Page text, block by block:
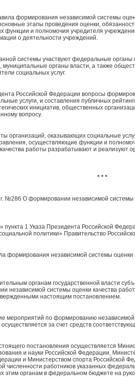
формирования независимой системы
этапы проведения оценки,
функции и полномочия учредителя
о деятельности учреждений.
системы участвуют федеральные
муниципальные органы власти, а также
социальных услуг.
Российской Федерации вопросы
услуги, и составления публичных
инициатив, общественных
вопросу.
организаций, оказывающих социальные
осуществляющие функции и
работы разрабатывают и
* * *
№286 О формировании независимой
пункта 1 Указа Президента Российской
политики» Правительство
формирования независимой системы
органам государственной власти
независимой системы оценки качества
настоящим постановлением.
мероприятий по формированию
за счет средств
постановления осуществляется
и науки Российской Федерации,
и Министерством спорта Российской
численности работников указанных
этим органам в федеральном бюджете на